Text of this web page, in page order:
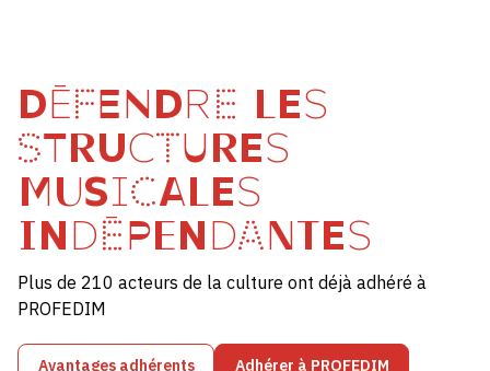
DÉFENDRE LES
STRUCTURES
MUSICALES
INDÉPENDANTES
Plus de 210 acteurs de la culture ont déjà adhéré à
PROFEDIM
Avantages adhérents Adhérer à PROFEDIM